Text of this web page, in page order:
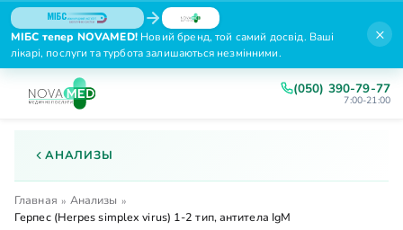
МІБС тепер NOVAMED!Новий бренд, той самий досвід. Ваші
лікарі, послуги та турбота залишаються незмінними.
×
(050) 390-79-77
7:00-21:00
АНАЛИЗЫ
Главная » Анализы »
Герпес (Herpes simplex virus) 1-2 тип, антитела IgМ